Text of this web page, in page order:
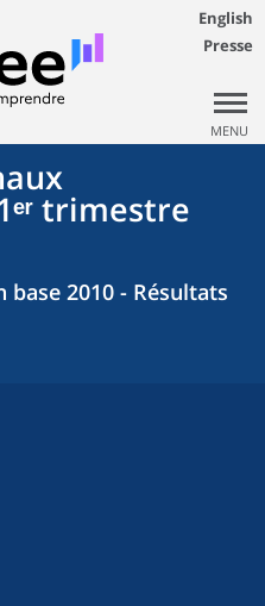
English
Presse
MENU
trimestre
2010 - Résultats